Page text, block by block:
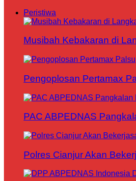
Peristiwa
Musibah Kebakaran di
Pengoplosan Pertamax
PAC ABPEDNAS
Polres Cianjur Akan